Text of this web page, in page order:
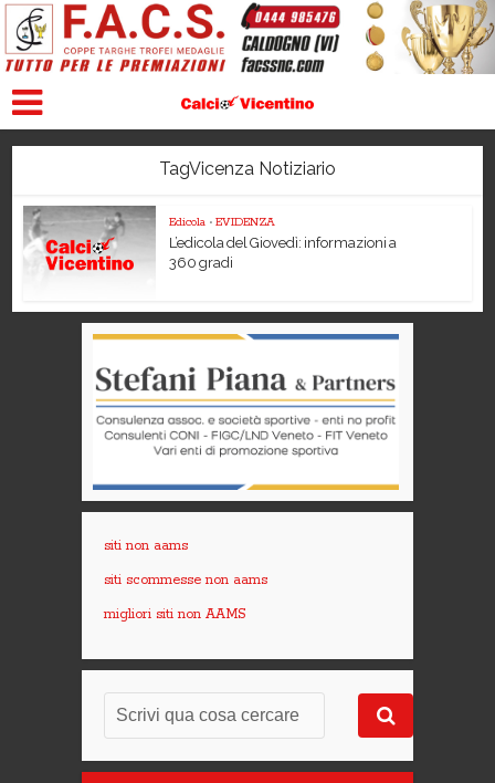
TagVicenza Notiziario
Edicola • EVIDENZA
L’edicola del Giovedì: informazioni a
360 gradi
siti non aams
siti scommesse non aams
migliori siti non AAMS